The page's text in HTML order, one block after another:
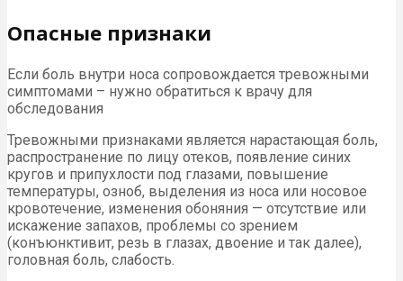
Опасные признаки
Если боль внутри носа сопровождается тревожными
симптомами – нужно обратиться к врачу для
обследования
Тревожными признаками является нарастающая боль,
распространение по лицу отеков, появление синих
кругов и припухлости под глазами, повышение
температуры, озноб, выделения из носа или носовое
кровотечение, изменения обоняния — отсутствие или
искажение запахов, проблемы со зрением
(конъюнктивит, резь в глазах, двоение и так далее),
головная боль, слабость.